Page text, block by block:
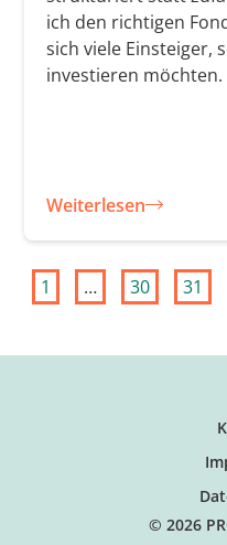
ich den richtigen
sich viele Einsteiger,
investieren möchten.
Weiterlesen
1 … 30 31
© 2026